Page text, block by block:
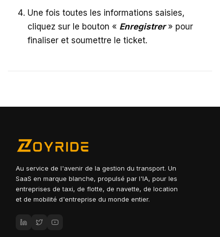
Une fois toutes les informations saisies,
cliquez sur le bouton « Enregistrer» pour
finaliser et soumettre le ticket.
Au service de l'avenir de la gestion du transport. Un
SaaS en marque blanche, propulsé par l'IA, pour les
entreprises de taxi, de flotte, de navette, de location
et de mobilité d'entreprise du monde entier.